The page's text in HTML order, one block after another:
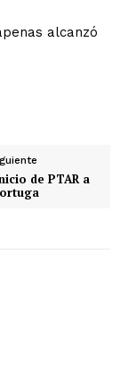
alcanzó
de PTAR a